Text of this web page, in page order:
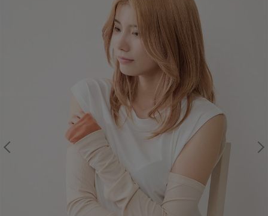
下着
ライフスタイル
キッズ
ギフトラッピング
サイズからブラを探す
A65